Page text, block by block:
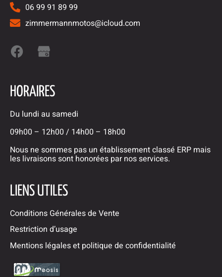
06 99 91 89 99
zimmermannmotos@icloud.com
HORAIRES
Du lundi au samedi
09h00 – 12h00 / 14h00 – 18h00
Nous ne sommes pas un établissement classé ERP mais
les livraisons sont honorées par nos services.
LIENS UTILES
Conditions Générales de Vente
Restriction d’usage
Mentions légales et politique de confidentialité